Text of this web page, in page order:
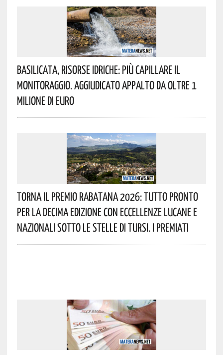
Basilicata, Risorse Idriche: Più Capillare Il
Monitoraggio. Aggiudicato Appalto Da Oltre 1
Milione Di Euro
Torna Il Premio Rabatana 2026: Tutto Pronto
Per La Decima Edizione Con Eccellenze Lucane E
Nazionali Sotto Le Stelle Di Tursi. I Premiati